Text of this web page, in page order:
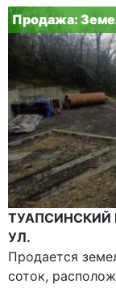
Продажа:
ТУАПСИНСКИЙ
УЛ.
Продается
соток,